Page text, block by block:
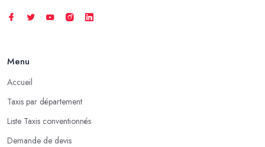
Menu
Accueil
Taxis par département
Liste Taxis conventionnés
Demande de devis